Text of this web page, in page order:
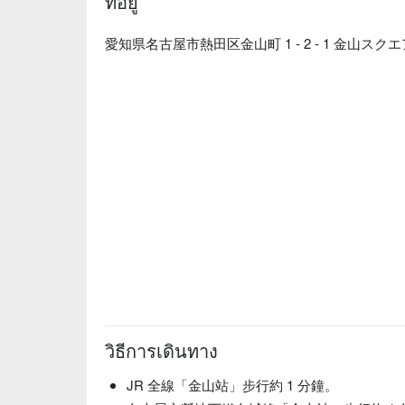
陶杯裝啤酒：啤酒以陶瓷杯提供，用嚴選的杯子
愛知県名古屋市熱田区金山町 1 - 2 - 1 金山スク
วิธีการเดินทาง
JR 全線「金山站」步行約 1 分鐘。